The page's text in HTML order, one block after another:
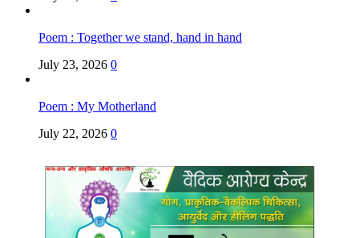
Poem : Together we stand, hand in hand
July 23, 2026 0
Poem : My Motherland
July 22, 2026 0